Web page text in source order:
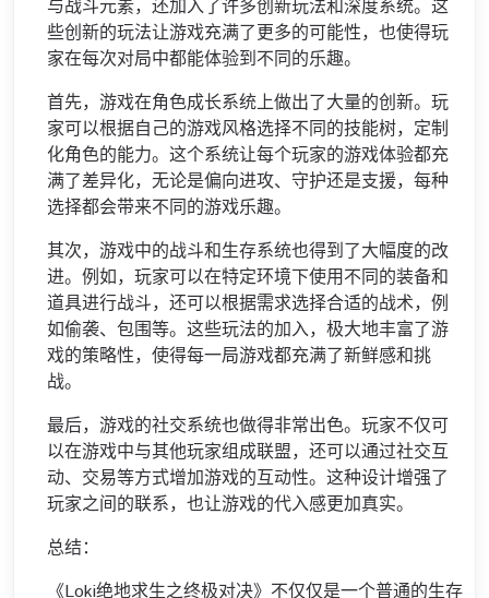
与战斗元素，还加入了许多创新玩法和深度系统。这
些创新的玩法让游戏充满了更多的可能性，也使得玩
家在每次对局中都能体验到不同的乐趣。
首先，游戏在角色成长系统上做出了大量的创新。玩
家可以根据自己的游戏风格选择不同的技能树，定制
化角色的能力。这个系统让每个玩家的游戏体验都充
满了差异化，无论是偏向进攻、守护还是支援，每种
选择都会带来不同的游戏乐趣。
其次，游戏中的战斗和生存系统也得到了大幅度的改
进。例如，玩家可以在特定环境下使用不同的装备和
道具进行战斗，还可以根据需求选择合适的战术，例
如偷袭、包围等。这些玩法的加入，极大地丰富了游
戏的策略性，使得每一局游戏都充满了新鲜感和挑
战。
最后，游戏的社交系统也做得非常出色。玩家不仅可
以在游戏中与其他玩家组成联盟，还可以通过社交互
动、交易等方式增加游戏的互动性。这种设计增强了
玩家之间的联系，也让游戏的代入感更加真实。
总结：
《Loki绝地求生之终极对决》不仅仅是一个普通的生存